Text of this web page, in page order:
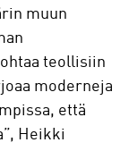
muun
teollisiin
moderneja
että
Heikki